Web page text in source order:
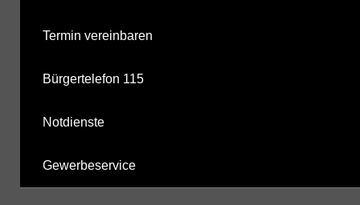
Termin vereinbaren
Bürgertelefon 115
Notdienste
Gewerbeservice